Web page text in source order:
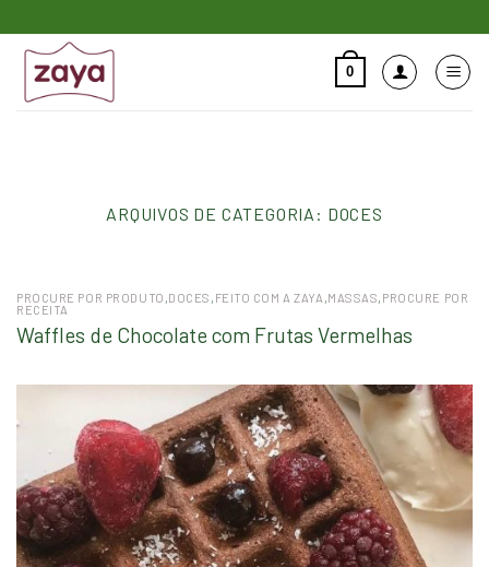
to
content
0
ARQUIVOS DE CATEGORIA: DOCES
PROCURE POR PRODUTO ,DOCES , FEITO COM A ZAYA ,MASSAS, PROCURE POR
RECEITA
Waffles de Chocolate com Frutas Vermelhas